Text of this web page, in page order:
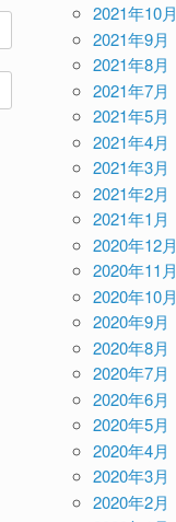
2021年10月
2021年9月
2021年8月
2021年7月
2021年5月
2021年4月
2021年3月
2021年2月
2021年1月
2020年12月
2020年11月
2020年10月
2020年9月
2020年8月
2020年7月
2020年6月
2020年5月
2020年4月
2020年3月
2020年2月